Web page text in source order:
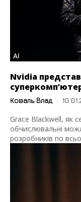
AI
Nvidia
Коваль Влад -
Grace Blackwell, як
обчислювальні
розробників по